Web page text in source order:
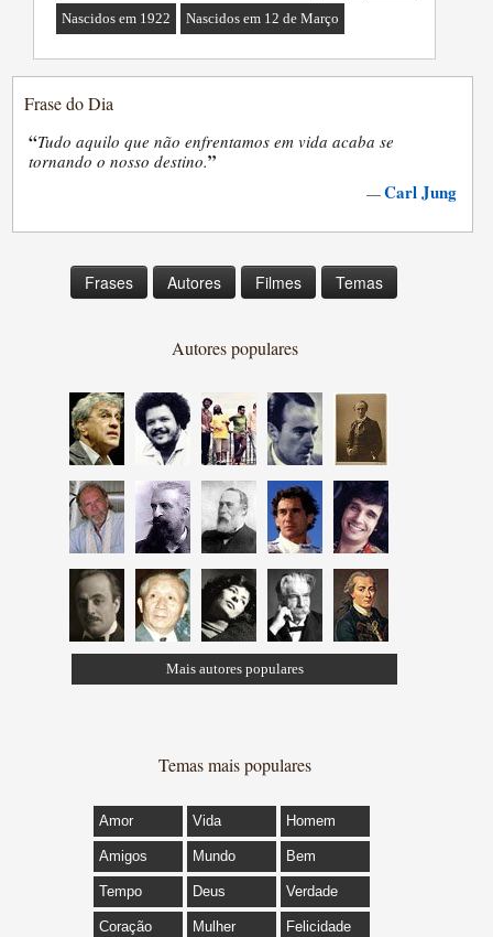
Nascidos em 1922 Nascidos em 12 de Março
Frase do Dia
“Tudo aquilo que não enfrentamos em vida acaba se
tornando o nosso destino.”
—Carl Jung
Frases Autores Filmes Temas
Autores populares
Mais autores populares
Temas mais populares
Amor Vida Homem
Amigos Mundo Bem
Tempo Deus Verdade
Coração Mulher Felicidade